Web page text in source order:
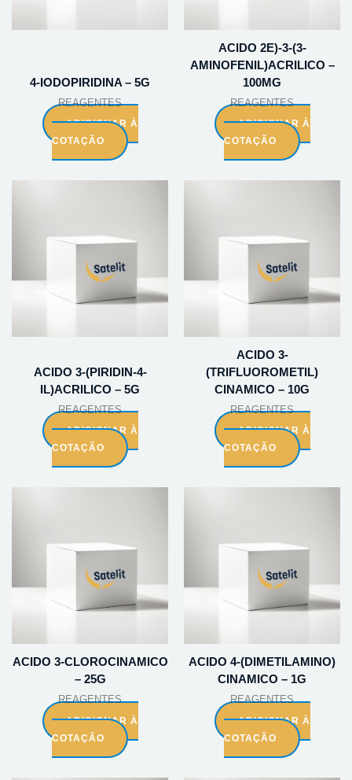
4-IODOPIRIDINA – 5G
REAGENTES
ADICIONAR À
COTAÇÃO
ACIDO 2E)-3-(3-
AMINOFENIL)ACRILICO –
100MG
REAGENTES
ADICIONAR À
COTAÇÃO
ACIDO 3-(PIRIDIN-4-
IL)ACRILICO – 5G
REAGENTES
ADICIONAR À
COTAÇÃO
ACIDO 3-
(TRIFLUOROMETIL)
CINAMICO – 10G
REAGENTES
ADICIONAR À
COTAÇÃO
ACIDO 3-CLOROCINAMICO
– 25G
REAGENTES
ADICIONAR À
COTAÇÃO
ACIDO 4-(DIMETILAMINO)
CINAMICO – 1G
REAGENTES
ADICIONAR À
COTAÇÃO